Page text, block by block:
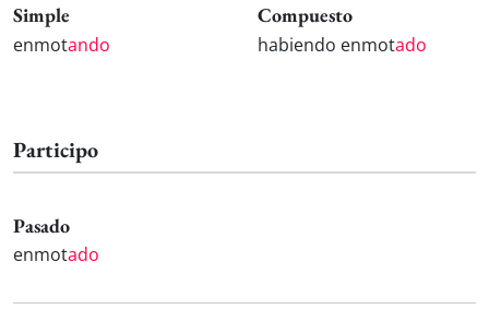
Simple
enmotando
Compuesto
habiendo enmotado
Participo
Pasado
enmotado